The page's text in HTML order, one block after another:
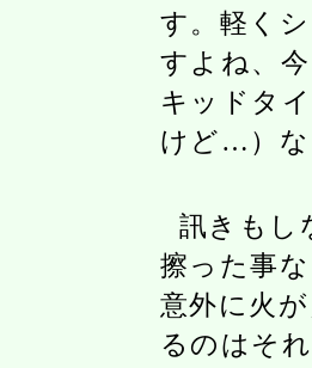
す。軽く
すよね、
キッドタ
けど…）
訊きもし
擦った事
意外に火
るのはそ